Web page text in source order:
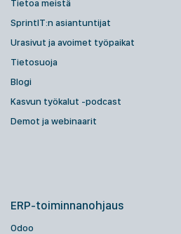
Tietoa meistä
SprintIT:n asiantuntijat
Urasivut ja avoimet työpaikat
Tietosuoja
Blogi
Kasvun työkalut -podcast
Demot ja webinaarit
ERP-toiminnanohjaus
Odoo